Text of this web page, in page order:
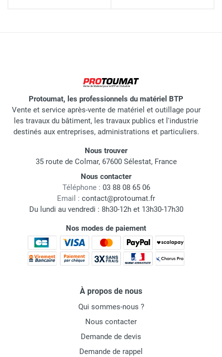
Protoumat, les professionnels du matériel BTP
Vente et service après-vente de matériel et outillage pour
les travaux du bâtiment, les travaux publics et l'industrie
destinés aux entreprises, administrations et particuliers.
Nous trouver
35 route de Colmar, 67600 Sélestat, France
Nous contacter
Téléphone : 03 88 08 65 06
Email : contact@protoumat.fr
Du lundi au vendredi : 8h30-12h et 13h30-17h30
Nos modes de paiement
À propos de nous
Qui sommes-nous ?
Nous contacter
Demande de devis
Demande de rappel